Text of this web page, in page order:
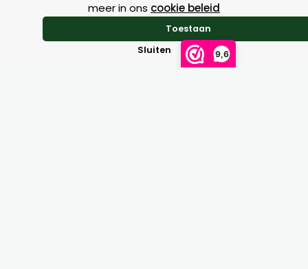
9,6
meer in ons cookie beleid
Toestaan
Sluiten
gekozen
Geen resultaten gevonden.